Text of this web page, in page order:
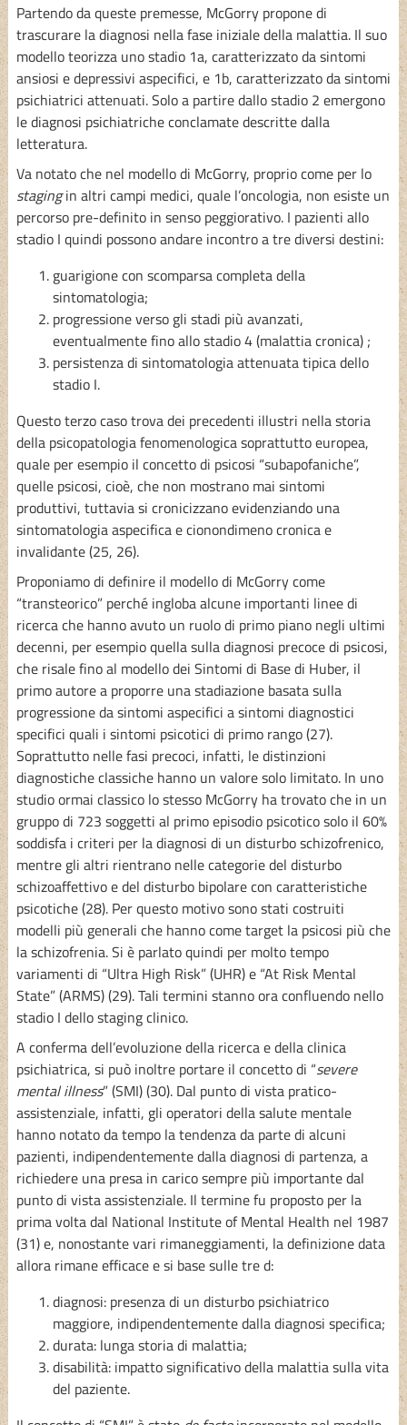
Partendo da queste premesse, McGorry propone di
trascurare la diagnosi nella fase iniziale della malattia. Il suo
modello teorizza uno stadio 1a, caratterizzato da sintomi
ansiosi e depressivi aspecifici, e 1b, caratterizzato da sintomi
psichiatrici attenuati. Solo a partire dallo stadio 2 emergono
le diagnosi psichiatriche conclamate descritte dalla
letteratura.
Va notato che nel modello di McGorry, proprio come per lo
stagingin altri campi medici, quale l’oncologia, non esiste un
percorso pre-definito in senso peggiorativo. I pazienti allo
stadio I quindi possono andare incontro a tre diversi destini:
guarigione con scomparsa completa della
sintomatologia;
progressione verso gli stadi più avanzati,
eventualmente fino allo stadio 4 (malattia cronica) ;
persistenza di sintomatologia attenuata tipica dello
stadio I.
Questo terzo caso trova dei precedenti illustri nella storia
della psicopatologia fenomenologica soprattutto europea,
quale per esempio il concetto di psicosi “subapofaniche”,
quelle psicosi, cioè, che non mostrano mai sintomi
produttivi, tuttavia si cronicizzano evidenziando una
sintomatologia aspecifica e cionondimeno cronica e
invalidante (25, 26).
Proponiamo di definire il modello di McGorry come
“transteorico” perché ingloba alcune importanti linee di
ricerca che hanno avuto un ruolo di primo piano negli ultimi
decenni, per esempio quella sulla diagnosi precoce di psicosi,
che risale fino al modello dei Sintomi di Base di Huber, il
primo autore a proporre una stadiazione basata sulla
progressione da sintomi aspecifici a sintomi diagnostici
specifici quali i sintomi psicotici di primo rango (27).
Soprattutto nelle fasi precoci, infatti, le distinzioni
diagnostiche classiche hanno un valore solo limitato. In uno
studio ormai classico lo stesso McGorry ha trovato che in un
gruppo di 723 soggetti al primo episodio psicotico solo il 60%
soddisfa i criteri per la diagnosi di un disturbo schizofrenico,
mentre gli altri rientrano nelle categorie del disturbo
schizoaffettivo e del disturbo bipolare con caratteristiche
psicotiche (28). Per questo motivo sono stati costruiti
modelli più generali che hanno come target la psicosi più che
la schizofrenia. Si è parlato quindi per molto tempo
variamenti di “Ultra High Risk” (UHR) e “At Risk Mental
State” (ARMS) (29). Tali termini stanno ora confluendo nello
stadio I dello staging clinico.
A conferma dell’evoluzione della ricerca e della clinica
psichiatrica, si può inoltre portare il concetto di “severe
mental illness” (SMI) (30). Dal punto di vista pratico-
assistenziale, infatti, gli operatori della salute mentale
hanno notato da tempo la tendenza da parte di alcuni
pazienti, indipendentemente dalla diagnosi di partenza, a
richiedere una presa in carico sempre più importante dal
punto di vista assistenziale. Il termine fu proposto per la
prima volta dal National Institute of Mental Health nel 1987
(31) e, nonostante vari rimaneggiamenti, la definizione data
allora rimane efficace e si base sulle tre d:
diagnosi: presenza di un disturbo psichiatrico
maggiore, indipendentemente dalla diagnosi specifica;
durata: lunga storia di malattia;
disabilità: impatto significativo della malattia sulla vita
del paziente.